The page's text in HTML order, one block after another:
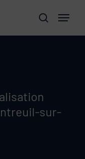
search
Menu
sur-